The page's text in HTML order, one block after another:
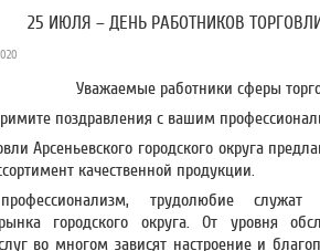
25 ИЮЛЯ – ДЕНЬ РАБОТНИКОВ
Уважаемые работники сферы
поздравления с вашим
Арсеньевского городского округа
качественной продукции.
трудолюбие служат
городского округа. От уровня
во многом зависят настроение и